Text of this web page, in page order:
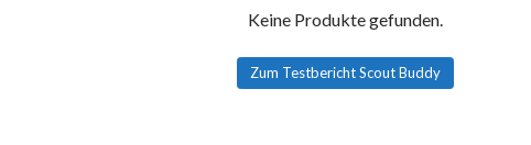
Keine Produkte gefunden.
Zum Testbericht Scout Buddy